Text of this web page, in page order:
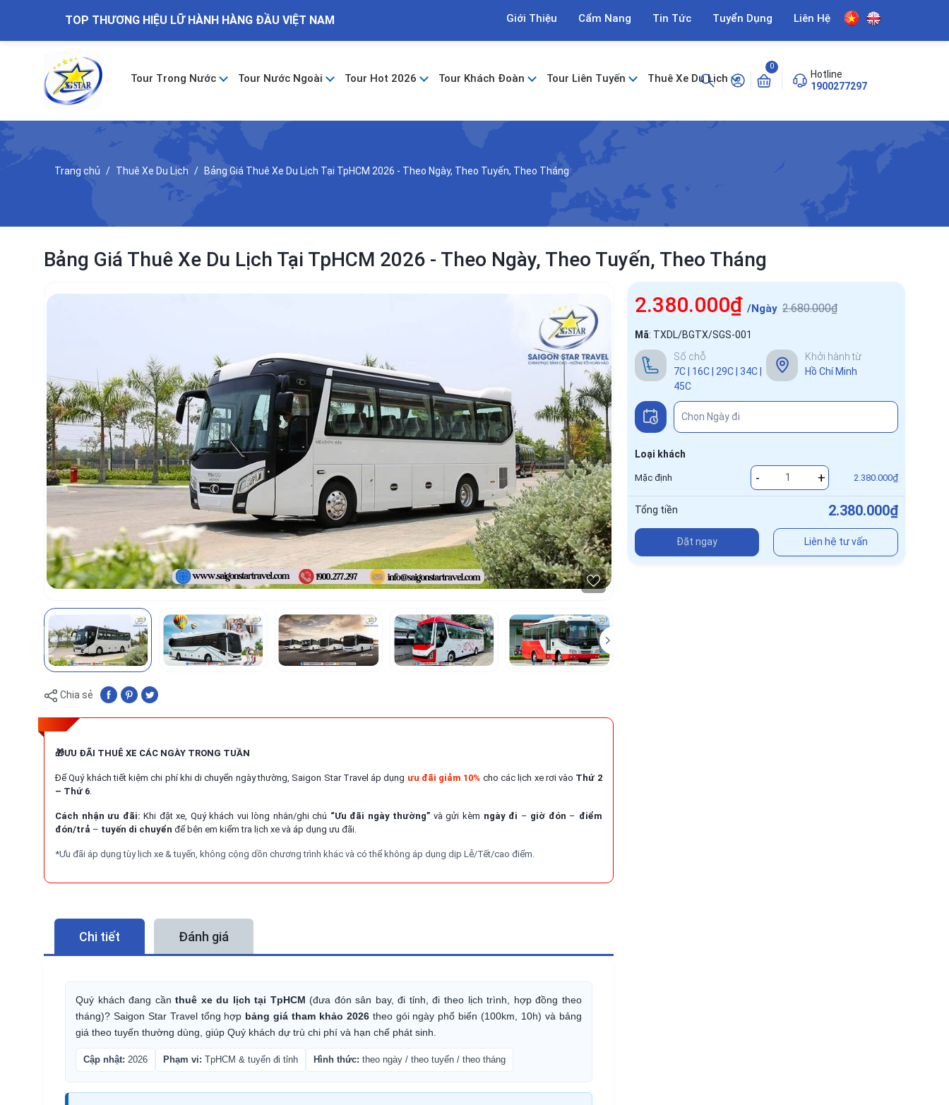
TOP THƯƠNG HIỆU LỮ HÀNH HÀNG ĐẦU VIỆT NAM Giới Thiệu Cẩm Nang Tin Tức Tuyển Dụng Liên Hệ
Tour Trong Nước Tour Nước Ngoài Tour Hot 2026 Tour Khách Đoàn Tour Liên Tuyến Thuê Xe Du Lịch
0
Hotline
1900277297
Trang chủ Thuê Xe Du Lịch Bảng Giá Thuê Xe Du Lịch Tại TpHCM 2026 - Theo Ngày, Theo Tuyến, Theo Tháng
Bảng Giá Thuê Xe Du Lịch Tại TpHCM 2026 - Theo Ngày, Theo Tuyến, Theo Tháng
Chia sẻ
🎁ƯU ĐÃI THUÊ XE CÁC NGÀY TRONG TUẦN
Để Quý khách tiết kiệm chi phí khi di chuyển ngày thường, Saigon Star Travel áp dụng ưu đãi giảm 10% cho các lịch xe rơi vào Thứ 2
– Thứ 6.
Cách nhận ưu đãi: Khi đặt xe, Quý khách vui lòng nhắn/ghi chú “Ưu đãi ngày thường” và gửi kèm ngày đi – giờ đón – điểm
đón/trả – tuyến di chuyển để bên em kiểm tra lịch xe và áp dụng ưu đãi.
*Ưu đãi áp dụng tùy lịch xe & tuyến, không cộng dồn chương trình khác và có thể không áp dụng dịp Lễ/Tết/cao điểm.
Chi tiết Đánh giá
Quý khách đang cầnthuê xe du lịch tại TpHCM (đưa đón sân bay, đi tỉnh, đi theo lịch trình, hợp đồng theo
tháng)? Saigon Star Travel tổng hợp bảng giá tham khảo 2026theo gói ngày phổ biến (100km, 10h) và bảng
giá theo tuyến thường dùng, giúp Quý khách dự trù chi phí và hạn chế phát sinh.
Cập nhật: 2026 Phạm vi: TpHCM & tuyến đi tỉnh Hình thức: theo ngày / theo tuyến / theo tháng
2.380.000₫ /Ngày 2.680.000₫
Mã: TXDL/BGTX/SGS-001
Số chỗ
7C | 16C | 29C | 34C |
45C
Khởi hành từ
Hồ Chí Minh
Loại khách
Mặc định - + 2.380.000₫
Tổng tiền 2.380.000₫
Đặt ngay Liên hệ tư vấn